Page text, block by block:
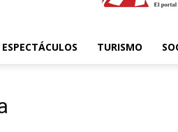
ESPECTÁCULOS TURISMO